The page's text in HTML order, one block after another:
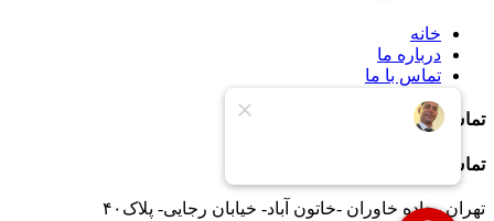
خانه
درباره ما
تماس با ما
تماس با ما
تماس با ما
تهران -جاده خاوران -خاتون آباد- خیابان رجایی- پلاک۴۰